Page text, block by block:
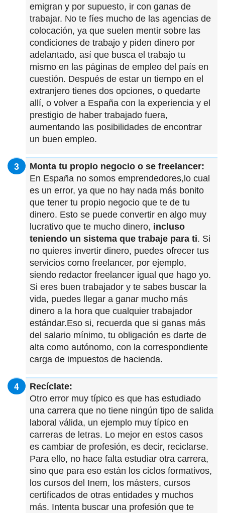
emigran y por supuesto, ir con ganas de
trabajar. No te fíes mucho de las agencias de
colocación, ya que suelen mentir sobre las
condiciones de trabajo y piden dinero por
adelantado, así que busca el trabajo tu
mismo en las páginas de empleo del país en
cuestión. Después de estar un tiempo en el
extranjero tienes dos opciones, o quedarte
allí, o volver a España con la experiencia y el
prestigio de haber trabajado fuera,
aumentando las posibilidades de encontrar
un buen empleo.
Monta tu propio negocio o se freelancer:
En España no somos emprendedores,lo cual
es un error, ya que no hay nada más bonito
que tener tu propio negocio que te de tu
dinero. Esto se puede convertir en algo muy
lucrativo que te mucho dinero, incluso
teniendo un sistema que trabaje para ti. Si
no quieres invertir dinero, puedes ofrecer tus
servicios como freelancer, por ejemplo,
siendo redactor freelancer igual que hago yo.
Si eres buen trabajador y te sabes buscar la
vida, puedes llegar a ganar mucho más
dinero a la hora que cualquier trabajador
estándar.Eso si, recuerda que si ganas más
del salario mínimo, tu obligación es darte de
alta como autónomo, con la correspondiente
carga de impuestos de hacienda.
Recíclate:
Otro error muy típico es que has estudiado
una carrera que no tiene ningún tipo de salida
laboral válida, un ejemplo muy típico en
carreras de letras. Lo mejor en estos casos
es cambiar de profesión, es decir, reciclarse.
Para ello, no hace falta estudiar otra carrera,
sino que para eso están los ciclos formativos,
los cursos del Inem, los másters, cursos
certificados de otras entidades y muchos
más. Intenta buscar una profesión que te